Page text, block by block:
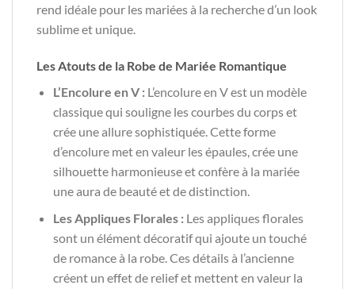
rend idéale pour les mariées à la recherche d’un look
sublime et unique.
Les Atouts de la Robe de Mariée Romantique
L’Encolure en V :L’encolure en V est un modèle
classique qui souligne les courbes du corps et
crée une allure sophistiquée. Cette forme
d’encolure met en valeur les épaules, crée une
silhouette harmonieuse et confère à la mariée
une aura de beauté et de distinction.
Les Appliques Florales :Les appliques florales
sont un élément décoratif qui ajoute un touché
de romance à la robe. Ces détails à l’ancienne
créent un effet de relief et mettent en valeur la